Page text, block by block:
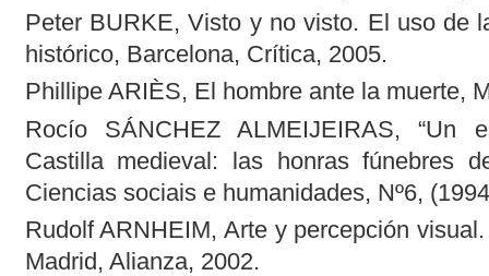
Peter BURKE, Visto y no visto. El uso de
histórico, Barcelona, Crítica, 2005.
Phillipe ARIÈS, El hombre ante la muerte,
Rocío SÁNCHEZ ALMEIJEIRAS, “Un
Castilla medieval: las honras fúnebres
Ciencias sociais e humanidades, Nº6,
Rudolf ARNHEIM, Arte y percepción
Madrid, Alianza, 2002.